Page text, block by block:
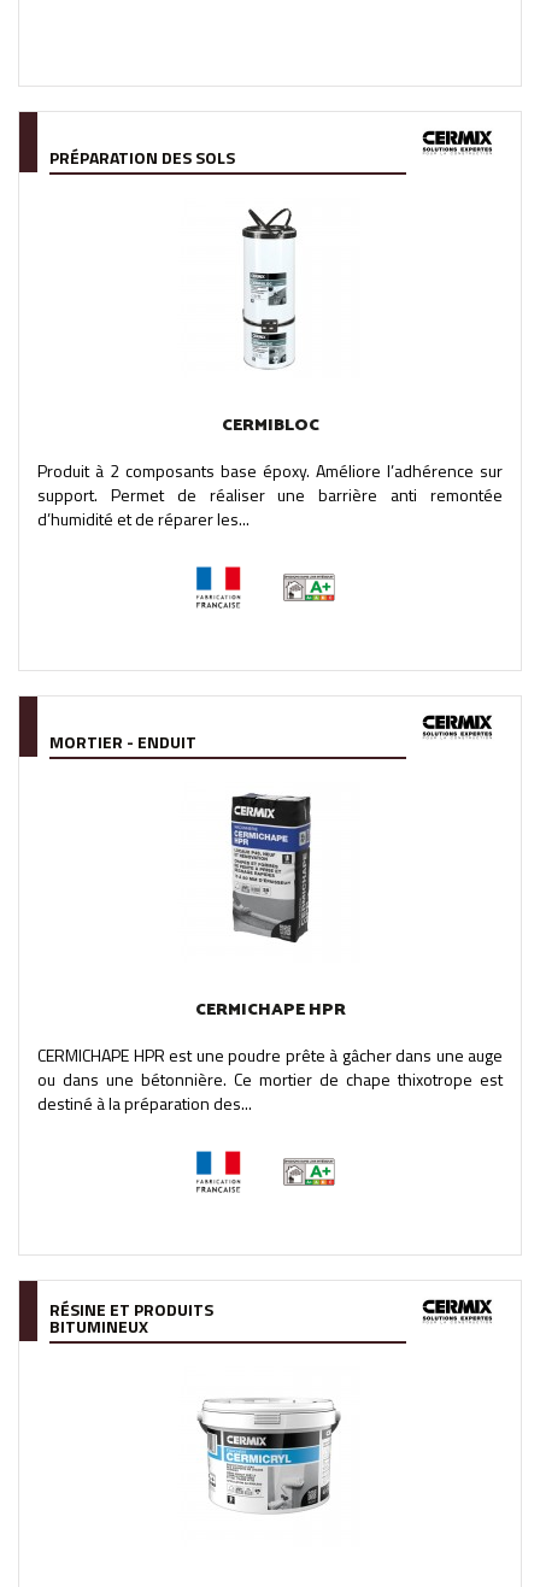
PRÉPARATION DES SOLS
CERMIBLOC
Produit à 2 composants base époxy. Améliore l’adhérence sur
support. Permet de réaliser une barrière anti remontée
d’humidité et de réparer les...
MORTIER - ENDUIT
CERMICHAPE HPR
CERMICHAPE HPR est une poudre prête à gâcher dans une auge
ou dans une bétonnière. Ce mortier de chape thixotrope est
destiné à la préparation des...
RÉSINE ET PRODUITS
BITUMINEUX